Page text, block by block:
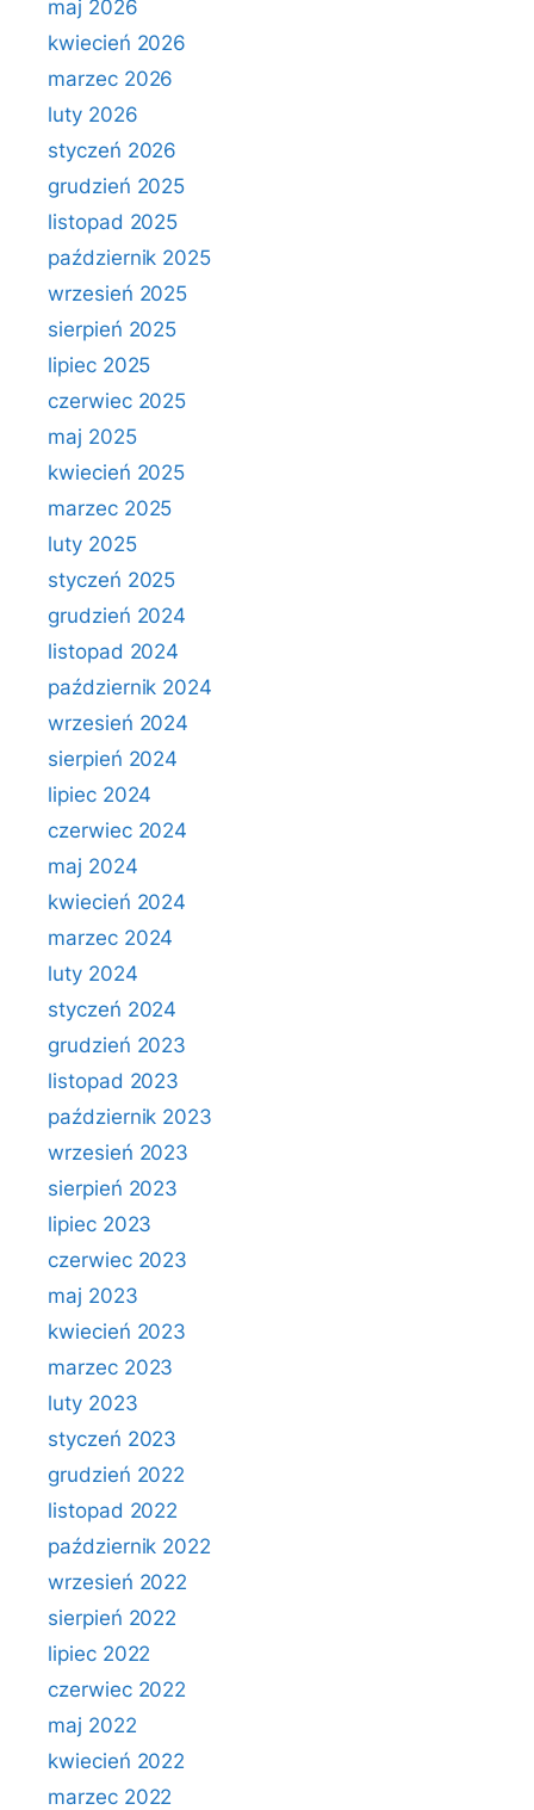
maj 2026
kwiecień 2026
marzec 2026
luty 2026
styczeń 2026
grudzień 2025
listopad 2025
październik 2025
wrzesień 2025
sierpień 2025
lipiec 2025
czerwiec 2025
maj 2025
kwiecień 2025
marzec 2025
luty 2025
styczeń 2025
grudzień 2024
listopad 2024
październik 2024
wrzesień 2024
sierpień 2024
lipiec 2024
czerwiec 2024
maj 2024
kwiecień 2024
marzec 2024
luty 2024
styczeń 2024
grudzień 2023
listopad 2023
październik 2023
wrzesień 2023
sierpień 2023
lipiec 2023
czerwiec 2023
maj 2023
kwiecień 2023
marzec 2023
luty 2023
styczeń 2023
grudzień 2022
listopad 2022
październik 2022
wrzesień 2022
sierpień 2022
lipiec 2022
czerwiec 2022
maj 2022
kwiecień 2022
marzec 2022